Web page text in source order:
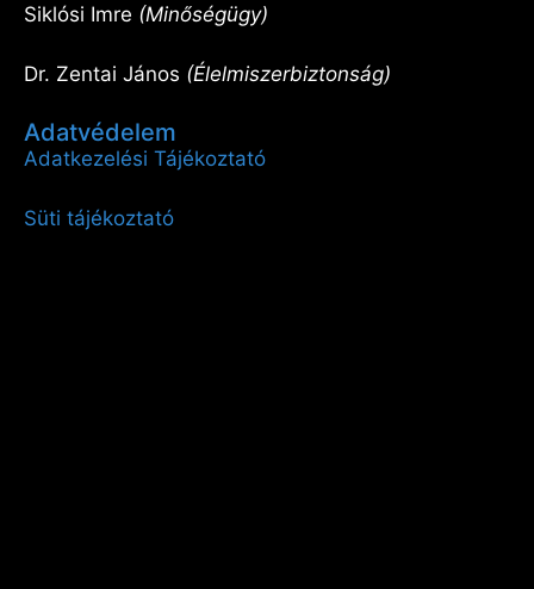
Siklósi Imre (Minőségügy)
Dr. Zentai János (Élelmiszerbiztonság)
Adatvédelem
Adatkezelési Tájékoztató
Süti tájékoztató